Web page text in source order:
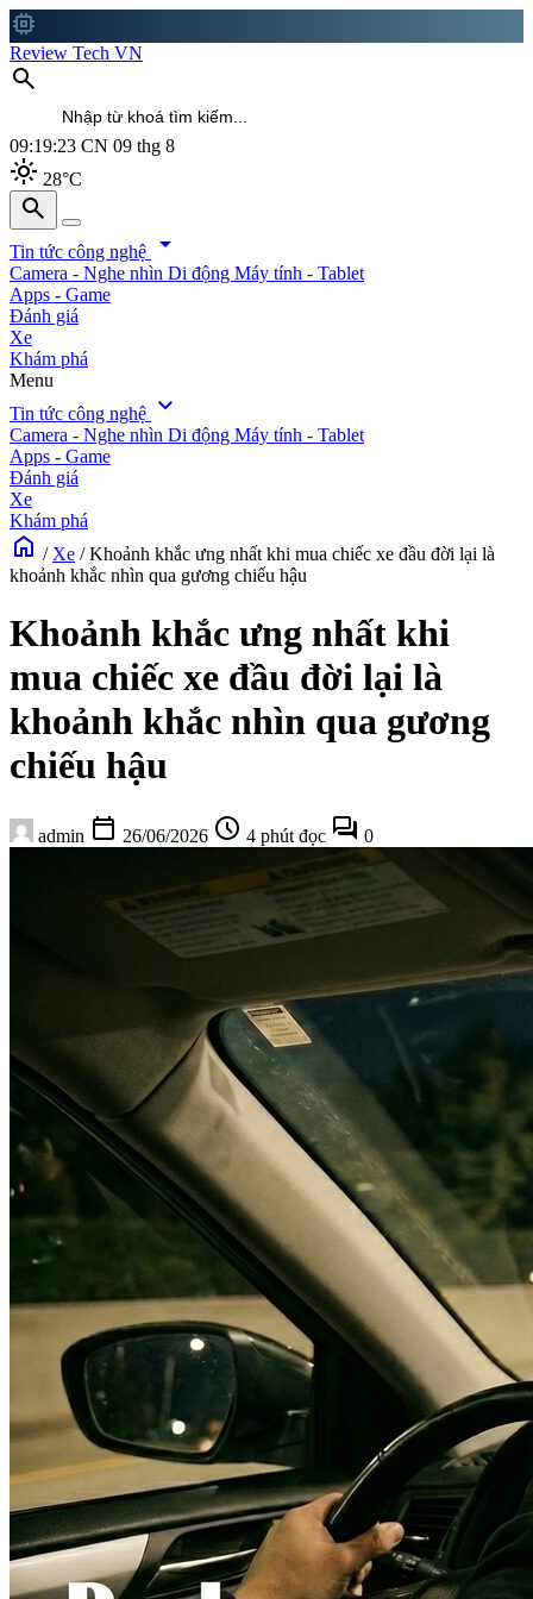
memory
Review Tech VN
search
09:19:26 CN 09 thg 8
light_mode 28°C
search
search
Tin tức công nghệ arrow_drop_down
Camera - Nghe nhìn Di động Máy tính - Tablet
Apps - Game
Đánh giá
Xe
Khám phá
Menu
Tin tức công nghệ expand_more
Camera - Nghe nhìn Di động Máy tính - Tablet
Apps - Game
Đánh giá
Xe
Khám phá
home / Xe / Khoảnh khắc ưng nhất khi mua chiếc xe đầu đời lại là
khoảnh khắc nhìn qua gương chiếu hậu
Khoảnh khắc ưng nhất khi
mua chiếc xe đầu đời lại là
khoảnh khắc nhìn qua gương
chiếu hậu
admin calendar_today 26/06/2026 schedule 4 phút đọc forum 0